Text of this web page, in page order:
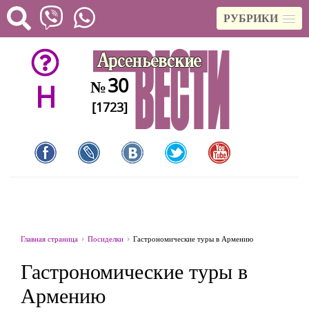
РУБРИКИ
H №30
[1723]
Главная страница Посиделки Гастрономические туры в Армению
Гастрономические туры в
Армению